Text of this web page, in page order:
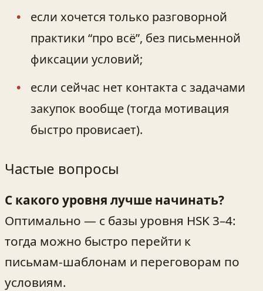
если хочется только разговорной
практики “про всё”, без письменной
фиксации условий;
если сейчас нет контакта с задачами
закупок вообще (тогда мотивация
быстро провисает).
Частые вопросы
С какого уровня лучше начинать?
Оптимально — с базы уровня HSK 3–4:
тогда можно быстро перейти к
письмам‑шаблонам и переговорам по
условиям.